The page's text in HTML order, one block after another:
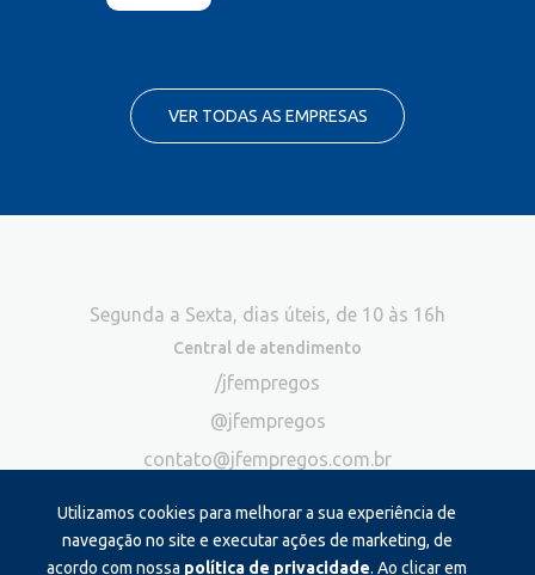
VER TODAS AS EMPRESAS
Utilizamos cookies para melhorar a sua experiência de
navegação no site e executar ações de marketing, de
acordo com nossa política de privacidade. Ao clicar em
Segunda a Sexta, dias úteis, de 10 às 16h
Central de atendimento
/jfempregos
@jfempregos
contato@jfempregos.com.br
Publicidade
*Exclusivo para atendimento via chat. Não atendemos ligações neste